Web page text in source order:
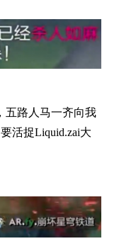
路人马一齐向我
活捉Liquid.zai大